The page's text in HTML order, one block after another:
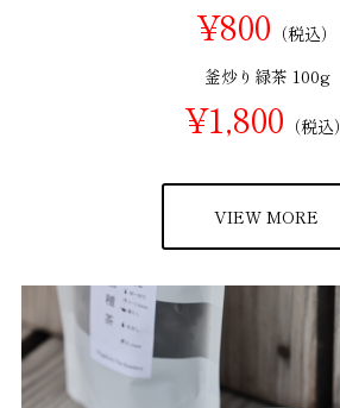
¥800 （税込）
釜炒り緑茶 100g
¥1,800 （税込）
VIEW MORE